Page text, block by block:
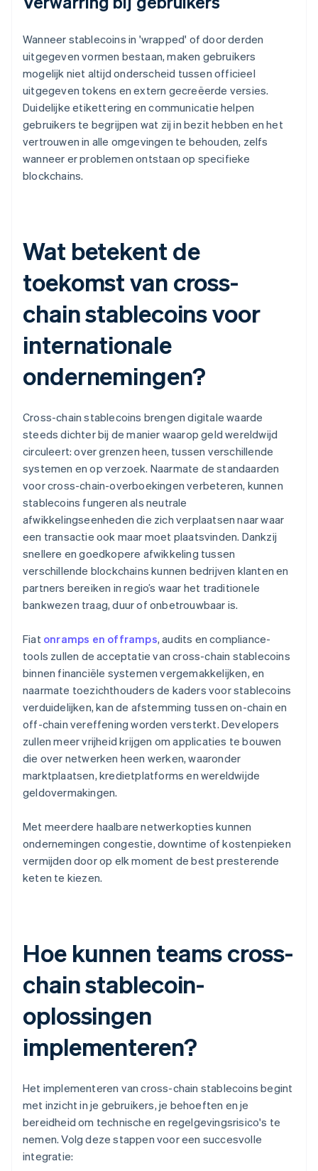
Wanneer stablecoins in 'wrapped' of door derden
uitgegeven vormen bestaan, maken gebruikers
mogelijk niet altijd onderscheid tussen officieel
uitgegeven tokens en extern gecreëerde versies.
Duidelijke etikettering en communicatie helpen
gebruikers te begrijpen wat zij in bezit hebben en het
vertrouwen in alle omgevingen te behouden, zelfs
wanneer er problemen ontstaan op specifieke
blockchains.
Wat betekent de
toekomst van cross-
chain stablecoins voor
internationale
ondernemingen?
Cross-chain stablecoins brengen digitale waarde
steeds dichter bij de manier waarop geld wereldwijd
circuleert: over grenzen heen, tussen verschillende
systemen en op verzoek. Naarmate de standaarden
voor cross-chain-overboekingen verbeteren, kunnen
stablecoins fungeren als neutrale
afwikkelingseenheden die zich verplaatsen naar waar
een transactie ook maar moet plaatsvinden. Dankzij
snellere en goedkopere afwikkeling tussen
verschillende blockchains kunnen bedrijven klanten en
partners bereiken in regio’s waar het traditionele
bankwezen traag, duur of onbetrouwbaar is.
Fiat onramps en offramps, audits en compliance-
tools zullen de acceptatie van cross-chain stablecoins
binnen financiële systemen vergemakkelijken, en
naarmate toezichthouders de kaders voor stablecoins
verduidelijken, kan de afstemming tussen on-chain en
off-chain vereffening worden versterkt. Developers
zullen meer vrijheid krijgen om applicaties te bouwen
die over netwerken heen werken, waaronder
marktplaatsen, kredietplatforms en wereldwijde
geldovermakingen.
Met meerdere haalbare netwerkopties kunnen
ondernemingen congestie, downtime of kostenpieken
vermijden door op elk moment de best presterende
keten te kiezen.
Hoe kunnen teams cross-
chain stablecoin-
oplossingen
implementeren?
Het implementeren van cross-chain stablecoins begint
met inzicht in je gebruikers, je behoeften en je
bereidheid om technische en regelgevingsrisico's te
nemen. Volg deze stappen voor een succesvolle
integratie: